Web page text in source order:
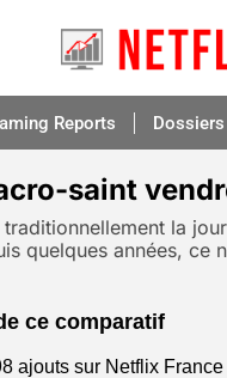
Reports Dossiers
saint
la
quelques années, ce
ce comparatif
ajouts sur Netflix